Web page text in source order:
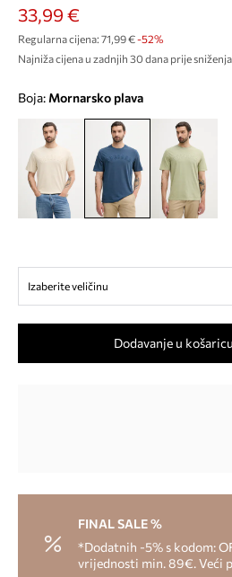
33,99 €
Regularna cijena: 71,99 €-52%
Najniža cijena u zadnjih 30 dana prije
Boja: mornarsko plava
Izaberite veličinu
Dodavanje u košaricu
FINAL SALE %
*Dodatnih -5% s kodom:
vrijednosti min. 89€. Veći